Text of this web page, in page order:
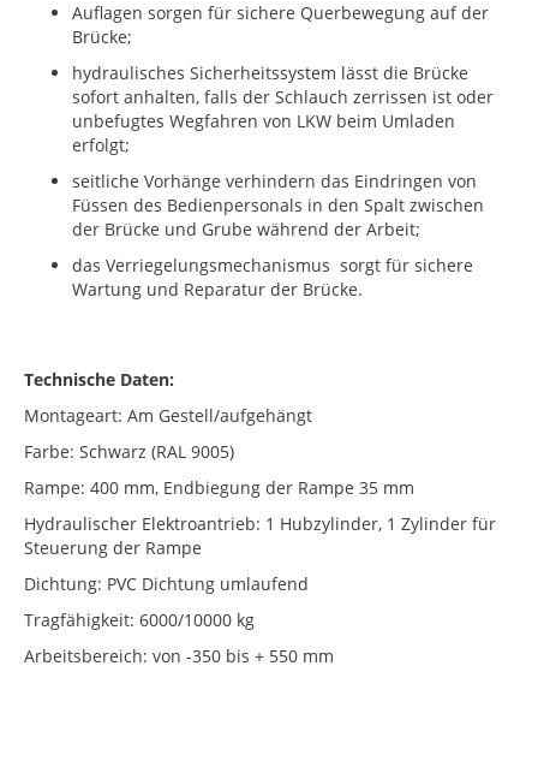
Auflagen sorgen für sichere Querbewegung auf der
Brücke;
hydraulisches Sicherheitssystem lässt die Brücke
sofort anhalten, falls der Schlauch zerrissen ist oder
unbefugtes Wegfahren von LKW beim Umladen
erfolgt;
seitliche Vorhänge verhindern das Eindringen von
Füssen des Bedienpersonals in den Spalt zwischen
der Brücke und Grube während der Arbeit;
das Verriegelungsmechanismus sorgt für sichere
Wartung und Reparatur der Brücke.
Technische Daten:
Montageart: Am Gestell/aufgehängt
Farbe: Schwarz (RAL 9005)
Rampe: 400 mm, Endbiegung der Rampe 35 mm
Hydraulischer Elektroantrieb: 1 Hubzylinder, 1 Zylinder für
Steuerung der Rampe
Dichtung: PVC Dichtung umlaufend
Tragfähigkeit: 6000/10000 kg
Arbeitsbereich: von -350 bis + 550 mm